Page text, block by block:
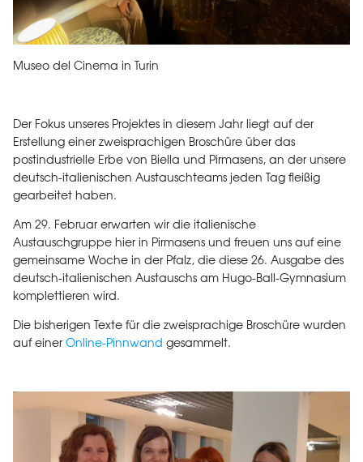
Museo del Cinema in Turin
Der Fokus unseres Projektes in diesem Jahr liegt auf der
Erstellung einer zweisprachigen Broschüre über das
postindustrielle Erbe von Biella und Pirmasens, an der unsere
deutsch-italienischen Austauschteams jeden Tag fleißig
gearbeitet haben.
Am 29. Februar erwarten wir die italienische
Austauschgruppe hier in Pirmasens und freuen uns auf eine
gemeinsame Woche in der Pfalz, die diese 26. Ausgabe des
deutsch-italienischen Austauschs am Hugo-Ball-Gymnasium
komplettieren wird.
Die bisherigen Texte für die zweisprachige Broschüre wurden
auf einer Online-Pinnwand gesammelt.